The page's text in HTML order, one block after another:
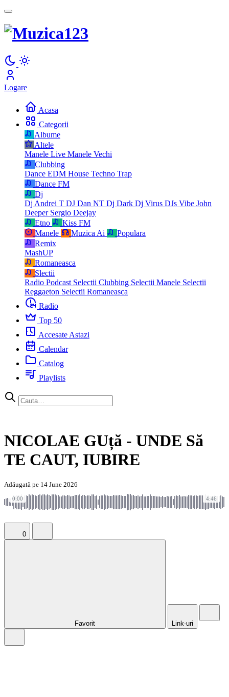
Logare
Acasa
Categorii
Albume
Altele
Manele Live Manele Vechi
Clubbing
Dance EDM House Techno Trap
Dance FM
Dj
Dj Andrei T DJ Dan NT Dj Dark Dj Virus DJs Vibe John
Deeper Sergio Deejay
Etno
Kiss FM
Manele
Muzica Ai
Populara
Remix
MashUP
Romaneasca
Slectii
Radio Podcast Selectii Clubbing Selectii Manele Selectii
Reggaeton Selectii Romaneasca
Radio
Top 50
Accesate Astazi
Calendar
Catalog
Playlists
NICOLAE GUță - UNDE Să
TE CAUT, IUBIRE
Adăugată pe 14 June 2026
0:00 4:46
0
Favorit Link-uri